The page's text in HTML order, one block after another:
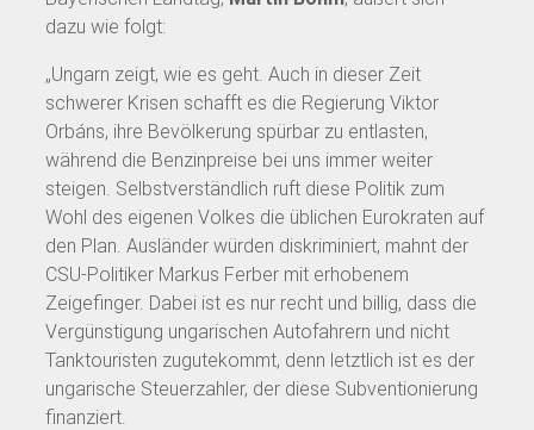
dazu wie folgt:
„Ungarn zeigt, wie es geht. Auch in dieser Zeit
schwerer Krisen schafft es die Regierung Viktor
Orbáns, ihre Bevölkerung spürbar zu entlasten,
während die Benzinpreise bei uns immer weiter
steigen. Selbstverständlich ruft diese Politik zum
Wohl des eigenen Volkes die üblichen Eurokraten auf
den Plan. Ausländer würden diskriminiert, mahnt der
CSU-Politiker Markus Ferber mit erhobenem
Zeigefinger. Dabei ist es nur recht und billig, dass die
Vergünstigung ungarischen Autofahrern und nicht
Tanktouristen zugutekommt, denn letztlich ist es der
ungarische Steuerzahler, der diese Subventionierung
finanziert.